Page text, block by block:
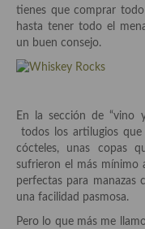
Aderezos, salsas,
aditivos
Aceites
Mojos y pastas
Sales y polvos
Salsas y mojos
tienes que comprar
hasta tener todo el
un buen consejo.
En la sección de “vino
todos los artilugios
cócteles, unas copas
sufrieron el más mínimo
perfectas para manazas
una facilidad pasmosa.
Pero lo que más me